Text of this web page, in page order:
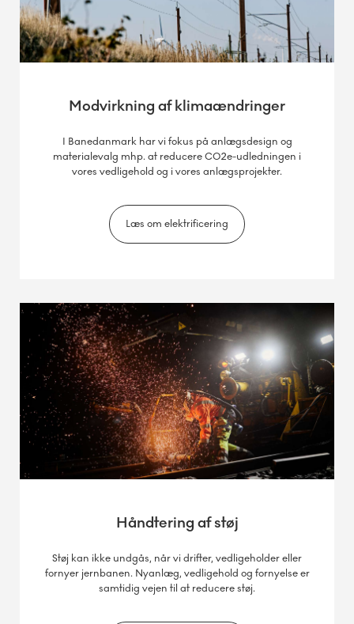
Modvirkning af klimaændringer
I Banedanmark har vi fokus på anlægsdesign og
materialevalg mhp. at reducere CO2e-udledningen i
vores vedligehold og i vores anlægsprojekter.
Læs om elektrificering
Håndtering af støj
Støj kan ikke undgås, når vi drifter, vedligeholder eller
fornyer jernbanen. Nyanlæg, vedligehold og fornyelse er
samtidig vejen til at reducere støj.